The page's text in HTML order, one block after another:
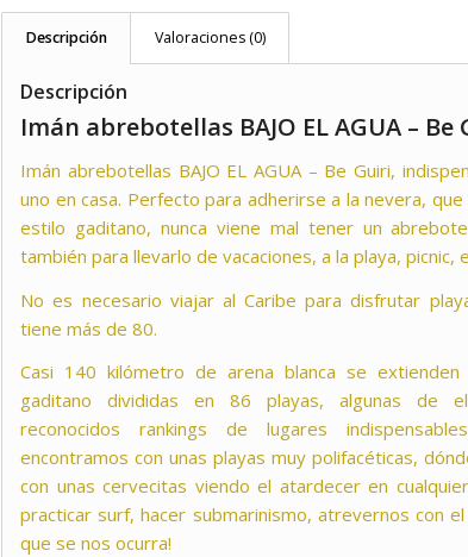
Descripción Valoraciones (0)
Descripción
Imán abrebotellas BAJO EL AGUA – Be
Imán abrebotellas BAJO EL AGUA – Be Guiri,
uno en casa. Perfecto para adherirse a la nevera,
estilo gaditano, nunca viene mal tener un
también para llevarlo de vacaciones, a la playa, picnic,
No es necesario viajar al Caribe para disfrutar
tiene más de 80.
Casi 140 kilómetro de arena blanca se
gaditano divididas en 86 playas, algunas de
reconocidos rankings de lugares
encontramos con unas playas muy polifacéticas,
con unas cervecitas viendo el atardecer en
practicar surf, hacer submarinismo, atrevernos con
que se nos ocurra!